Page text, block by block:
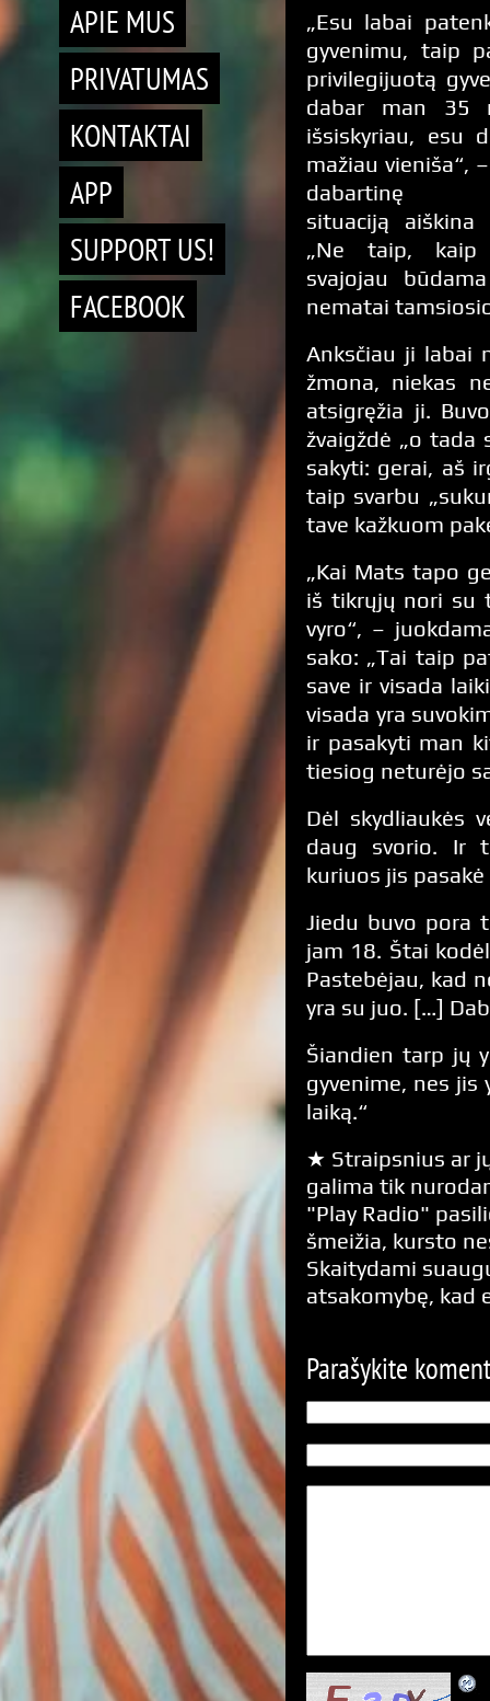
APIE MUS
PRIVATUMAS
KONTAKTAI
APP
SUPPORT US!
FACEBOOK
„Esu labai
gyvenimu, taip
privilegijuotą
dabar man 35
išsiskyriau, esu
mažiau vieniša“,
dabartinę
situaciją aiškina
„Ne taip,
svajojau
nematai
Anksčiau ji labai
žmona, niekas
atsigręžia ji.
žvaigždė „o tada
sakyti: gerai, aš
taip svarbu
tave kažkuom
„Kai Mats tapo
iš tikrųjų nori su
vyro“, –
sako: „Tai taip
save ir visada
visada yra
ir pasakyti man
tiesiog neturėjo
Dėl skydliaukės
daug svorio. Ir
kuriuos jis
Jiedu buvo pora
jam 18. Štai
Pastebėjau, kad
yra su juo. […]
Šiandien tarp jų
gyvenime, nes
laiką.“
★ Straipsnius ar
galima tik
"Play Radio"
šmeižia, kursto
Skaitydami
atsakomybę, kad
Parašykite